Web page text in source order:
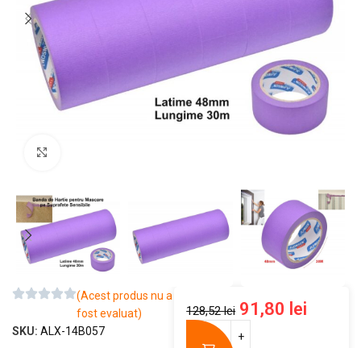
(Acest produs nu a
fost evaluat)
SKU: ALX-14B057
128,52lei 91,80 lei